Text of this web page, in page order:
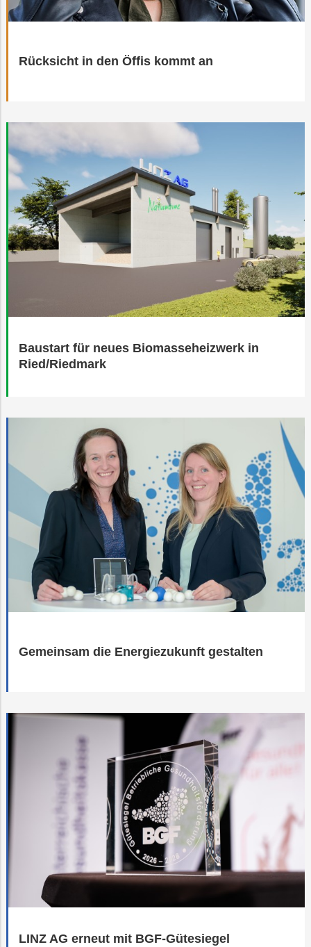
Rücksicht in den Öffis kommt an
Baustart für neues Biomasseheizwerk in
Ried/Riedmark
Gemeinsam die Energiezukunft gestalten
LINZ AG erneut mit BGF-Gütesiegel